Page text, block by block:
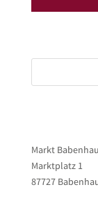
Markt
Marktplatz 1
87727